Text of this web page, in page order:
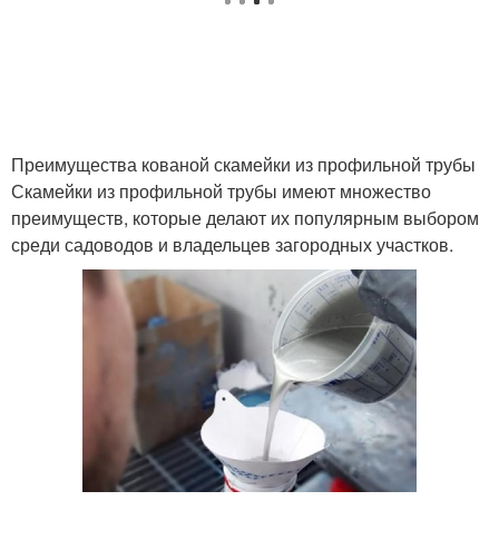
Преимущества кованой скамейки из профильной трубы
Скамейки из профильной трубы имеют множество
преимуществ, которые делают их популярным выбором
среди садоводов и владельцев загородных участков.